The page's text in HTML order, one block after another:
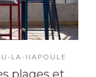
LA-NAPOULE
plages et